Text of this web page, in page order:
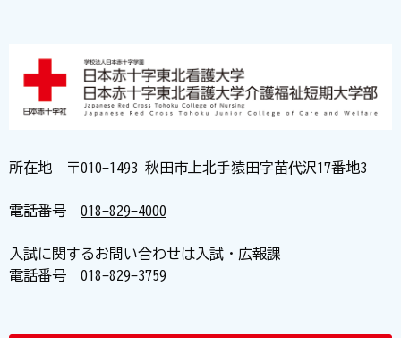
所在地 〒010-1493 秋田市上北手猿田字苗代沢17番地3
電話番号 018-829-4000
入試に関するお問い合わせは入試・広報課
電話番号 018-829-3759